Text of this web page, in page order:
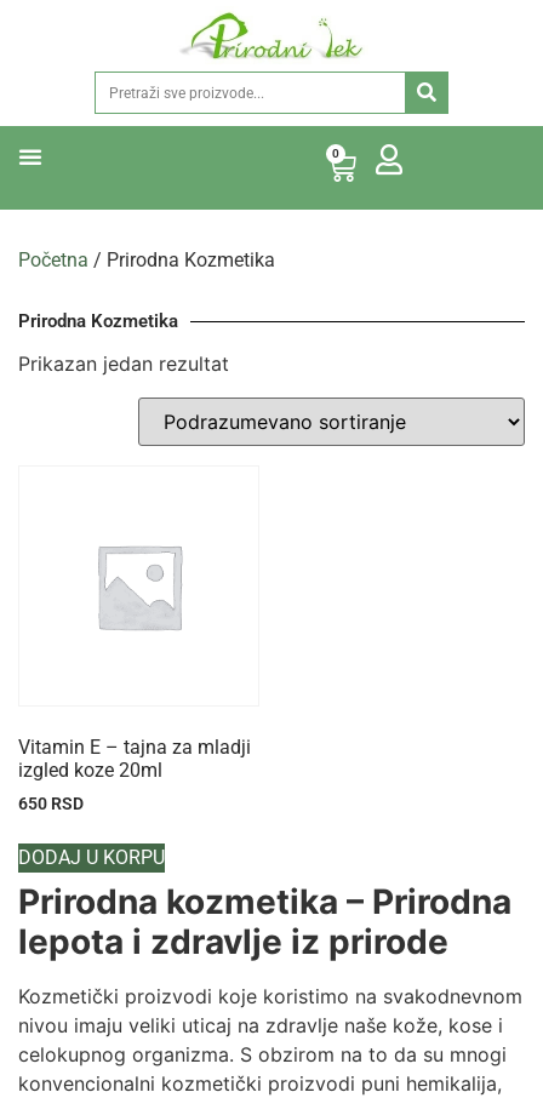
0
Početna / Prirodna Kozmetika
Prirodna Kozmetika
Prikazan jedan rezultat
Vitamin E – tajna za mladji
izgled koze 20ml
650 RSD
DODAJ U KORPU
Prirodna kozmetika – Prirodna
lepota i zdravlje iz prirode
Kozmetički proizvodi koje koristimo na svakodnevnom
nivou imaju veliki uticaj na zdravlje naše kože, kose i
celokupnog organizma. S obzirom na to da su mnogi
konvencionalni kozmetički proizvodi puni hemikalija,